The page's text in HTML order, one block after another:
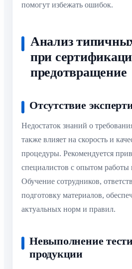
помогут избежать ошибок.
Анализ
при
предотвращение
Отсутствие
Недостаток знаний о
также влияет на скорость и
процедуры. Рекомендуется
специалистов с опытом работы
Обучение сотрудников,
подготовку материалов,
актуальных норм и правил.
Невыполнение
продукции